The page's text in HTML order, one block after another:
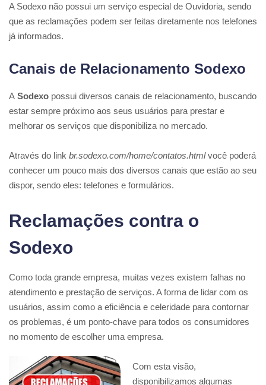
A Sodexo não possui um serviço especial de Ouvidoria, sendo
que as reclamações podem ser feitas diretamente nos telefones
já informados.
Canais de Relacionamento Sodexo
A Sodexo possui diversos canais de relacionamento, buscando
estar sempre próximo aos seus usuários para prestar e
melhorar os serviços que disponibiliza no mercado.
Através do link br.sodexo.com/home/contatos.htmlvocê poderá
conhecer um pouco mais dos diversos canais que estão ao seu
dispor, sendo eles: telefones e formulários.
Reclamações contra o
Sodexo
Como toda grande empresa, muitas vezes existem falhas no
atendimento e prestação de serviços. A forma de lidar com os
usuários, assim como a eficiência e celeridade para contornar
os problemas, é um ponto-chave para todos os consumidores
no momento de escolher uma empresa.
Com esta visão,
disponibilizamos algumas